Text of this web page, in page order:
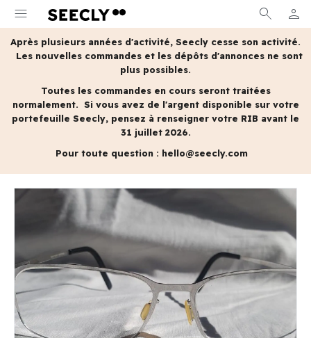
menu search person
MON
Après plusieurs années d'activité, Seecly cesse son activité.
Les nouvelles commandes et les dépôts d'annonces ne sont
plus possibles.
Toutes les commandes en cours seront traitées
normalement. Si vous avez de l'argent disponible sur votre
portefeuille Seecly, pensez à renseigner votre RIB avant le
31 juillet 2026.
Pour toute question : hello@seecly.com